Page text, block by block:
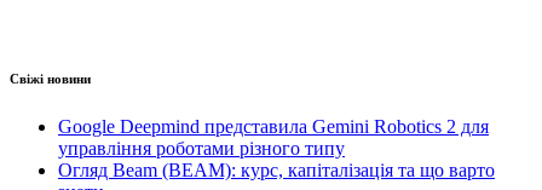
Свіжі новини
Google Deepmind представила Gemini Robotics 2 для
управління роботами різного типу
Огляд Beam (BEAM): курс, капіталізація та що варто